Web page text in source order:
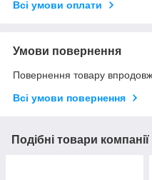
Всі умови оплати
Умови повернення
Повернення товару
Всі умови повернення
Подібні товари компанії